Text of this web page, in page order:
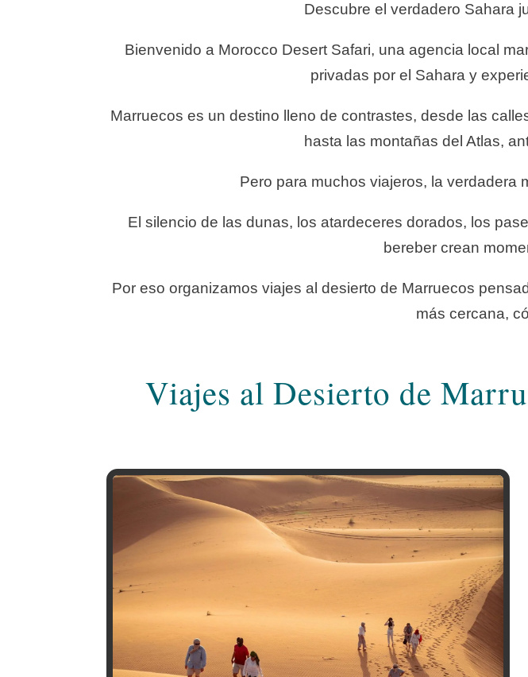
Descubre el verdadero Sahara
Bienvenido a Morocco Desert Safari, una agencia local
privadas por el Sahara y
Marruecos es un destino lleno de contrastes, desde las
hasta las montañas del Atlas,
Pero para muchos viajeros, la verdadera
El silencio de las dunas, los atardeceres dorados, los
bereber crean
Por eso organizamos viajes al desierto de Marruecos
más cercana,
Viajes al Desierto de